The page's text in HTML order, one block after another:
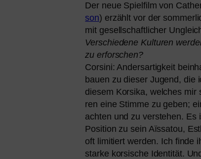
Der neue Spielfilm von
son) erzählt vor der
mit gesell­schaft­li­cher
Verschiedene Kulturen
zu erfor­schen?
Corsini: Andersartigkeit
bau­en zu die­ser Jugend, die
die­sem Korsika, wel­ches
ren eine Stimme zu geben;
ach­ten und zu ver­ste­hen. Es
Position zu sein Aïssatou,
oft limi­tiert wer­den. Ich fin­de
star­ke kor­si­sche Identität.